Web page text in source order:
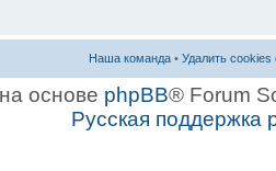
Наша команда • Удалить
основе phpBB® Forum
Русская поддержка